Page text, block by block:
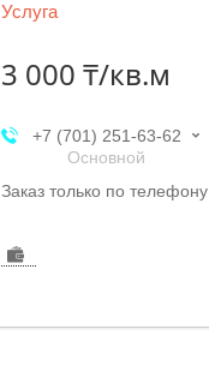
Услуга
3 000 ₸/кв.м
+7 (701) 251-63-62
Основной
Заказ только по телефону